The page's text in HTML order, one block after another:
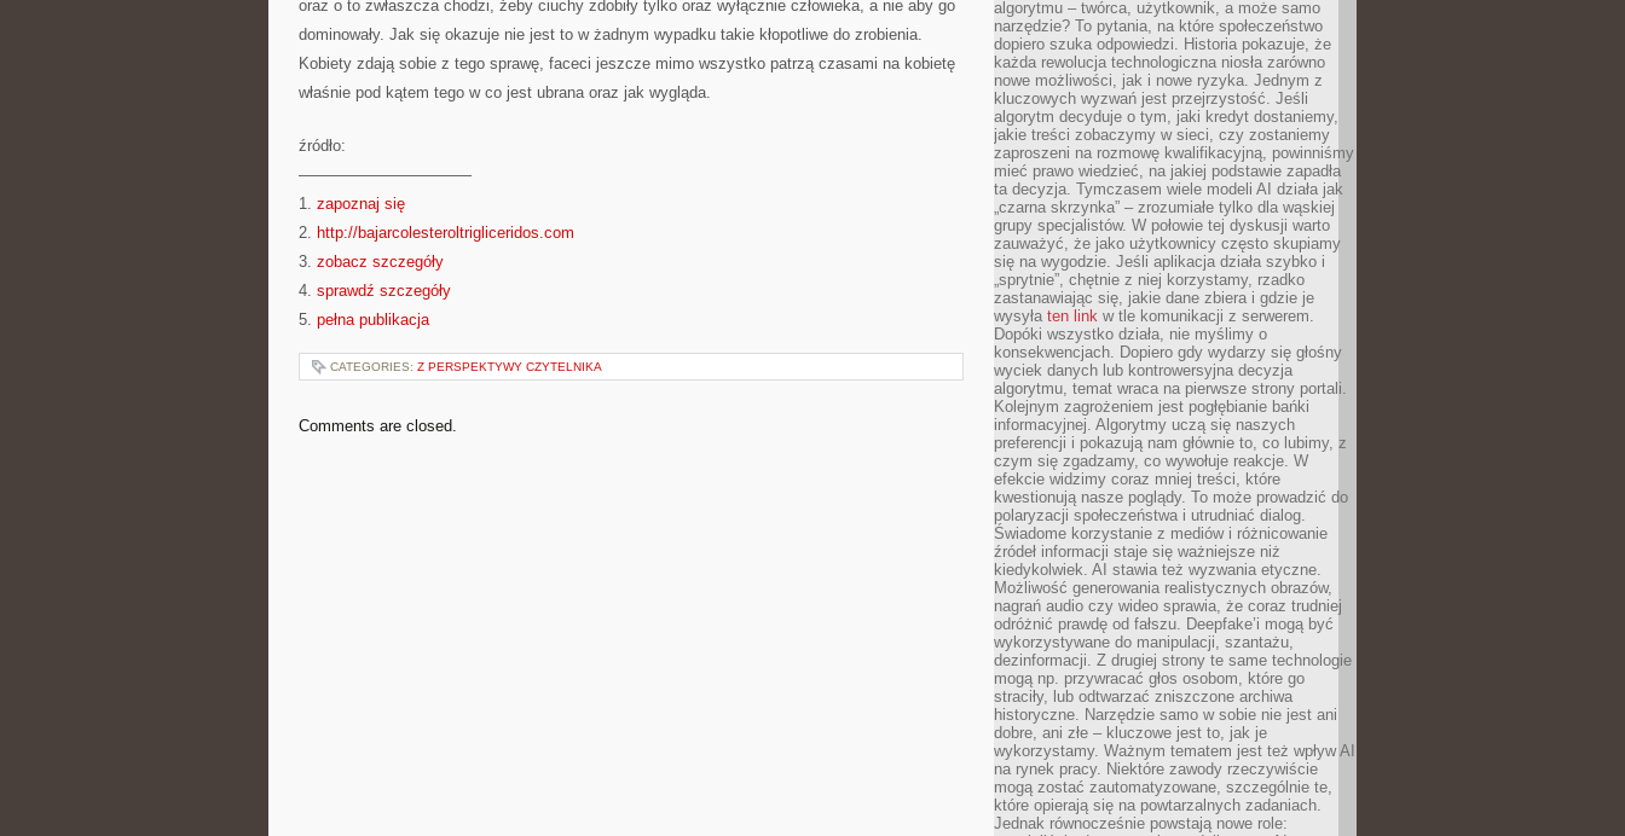
oraz o to zwłaszcza chodzi, żeby ciuchy zdobiły tylko oraz wyłącznie człowieka, a nie aby go
dominowały. Jak się okazuje nie jest to w żadnym wypadku takie kłopotliwe do zrobienia.
Kobiety zdają sobie z tego sprawę, faceci jeszcze mimo wszystko patrzą czasami na kobietę
właśnie pod kątem tego w co jest ubrana oraz jak wygląda.
źródło:
———————————
1. zapoznaj się
2. http://bajarcolesteroltrigliceridos.com
3. zobacz szczegóły
4. sprawdź szczegóły
5. pełna publikacja
CATEGORIES: Z PERSPEKTYWY CZYTELNIKA
Comments are closed.
algorytmu – twórca, użytkownik, a może samo
narzędzie? To pytania, na które społeczeństwo
dopiero szuka odpowiedzi. Historia pokazuje, że
każda rewolucja technologiczna niosła zarówno
nowe możliwości, jak i nowe ryzyka. Jednym z
kluczowych wyzwań jest przejrzystość. Jeśli
algorytm decyduje o tym, jaki kredyt dostaniemy,
jakie treści zobaczymy w sieci, czy zostaniemy
zaproszeni na rozmowę kwalifikacyjną, powinniśmy
mieć prawo wiedzieć, na jakiej podstawie zapadła
ta decyzja. Tymczasem wiele modeli AI działa jak
„czarna skrzynka” – zrozumiałe tylko dla wąskiej
grupy specjalistów. W połowie tej dyskusji warto
zauważyć, że jako użytkownicy często skupiamy
się na wygodzie. Jeśli aplikacja działa szybko i
„sprytnie”, chętnie z niej korzystamy, rzadko
zastanawiając się, jakie dane zbiera i gdzie je
wysyła ten link w tle komunikacji z serwerem.
Dopóki wszystko działa, nie myślimy o
konsekwencjach. Dopiero gdy wydarzy się głośny
wyciek danych lub kontrowersyjna decyzja
algorytmu, temat wraca na pierwsze strony portali.
Kolejnym zagrożeniem jest pogłębianie bańki
informacyjnej. Algorytmy uczą się naszych
preferencji i pokazują nam głównie to, co lubimy, z
czym się zgadzamy, co wywołuje reakcje. W
efekcie widzimy coraz mniej treści, które
kwestionują nasze poglądy. To może prowadzić do
polaryzacji społeczeństwa i utrudniać dialog.
Świadome korzystanie z mediów i różnicowanie
źródeł informacji staje się ważniejsze niż
kiedykolwiek. AI stawia też wyzwania etyczne.
Możliwość generowania realistycznych obrazów,
nagrań audio czy wideo sprawia, że coraz trudniej
odróżnić prawdę od fałszu. Deepfake’i mogą być
wykorzystywane do manipulacji, szantażu,
dezinformacji. Z drugiej strony te same technologie
mogą np. przywracać głos osobom, które go
straciły, lub odtwarzać zniszczone archiwa
historyczne. Narzędzie samo w sobie nie jest ani
dobre, ani złe – kluczowe jest to, jak je
wykorzystamy. Ważnym tematem jest też wpływ AI
na rynek pracy. Niektóre zawody rzeczywiście
mogą zostać zautomatyzowane, szczególnie te,
które opierają się na powtarzalnych zadaniach.
Jednak równocześnie powstają nowe role: